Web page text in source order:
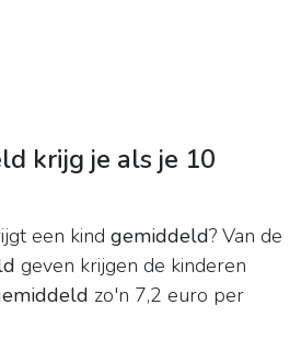
krijg je als je 10
een kind gemiddeld? Van de
geven krijgen de kinderen
zo'n 7,2 euro per